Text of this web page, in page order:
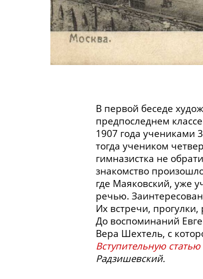
В первой беседе
предпоследнем
1907 года учениками
тогда учеником
гимназистка не
знакомство
где Маяковский, уже
речью.
Их встречи,
До воспоминаний
Вера Шехтель, с
Вступительную статью
Радзишевский.